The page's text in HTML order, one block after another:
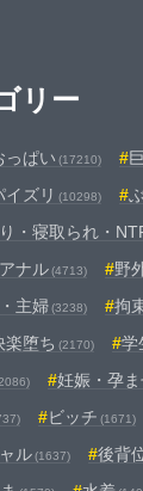
リー
っぱい (17210)
イズリ (10298)
・寝取られ・
アナル(4713) 野
主婦(3238) 拘
楽堕ち (2170) 学
妊娠・孕
ビッチ (1671)
ル(1637) 後背